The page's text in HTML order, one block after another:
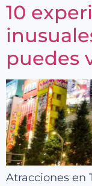
10
puedes
Atracciones en